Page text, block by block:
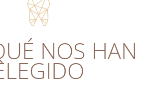
NOS HAN